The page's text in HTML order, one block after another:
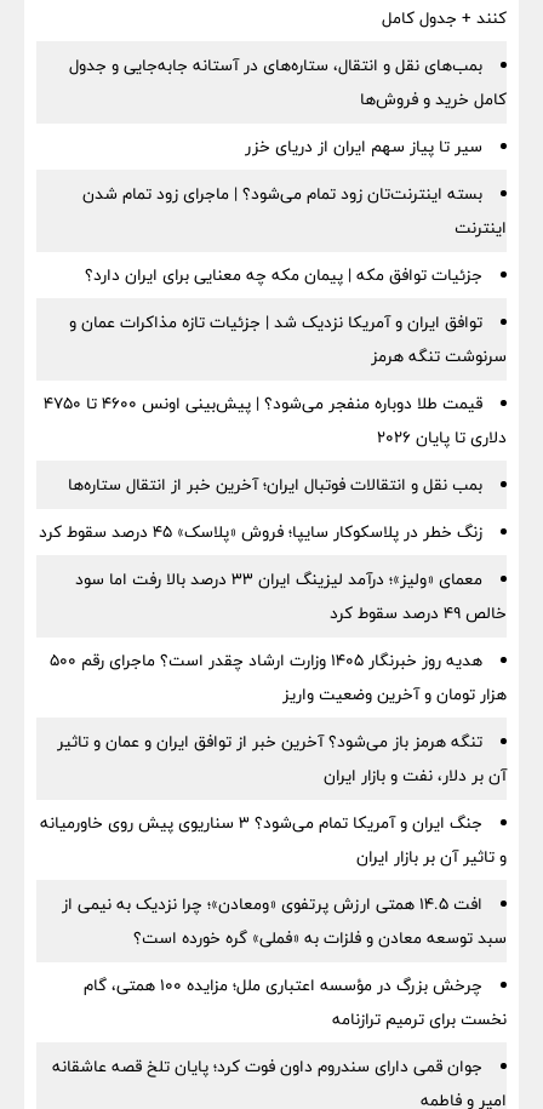
کنند + جدول کامل
بمب‌های نقل و انتقال، ستاره‌های در آستانه جابه‌جایی و جدول
کامل خرید و فروش‌ها
سیر تا پیاز سهم ایران از دریای خزر
بسته اینترنت‌تان زود تمام می‌شود؟ | ماجرای زود تمام شدن
اینترنت
جزئیات توافق مکه | پیمان مکه چه معنایی برای ایران دارد؟
توافق ایران و آمریکا نزدیک شد | جزئیات تازه مذاکرات عمان و
سرنوشت تنگه هرمز
قیمت طلا دوباره منفجر می‌شود؟ | پیش‌بینی اونس ۴۶۰۰ تا ۴۷۵۰
دلاری تا پایان ۲۰۲۶
بمب نقل‌ و انتقالات فوتبال ایران؛ آخرین خبر از انتقال ستاره‌ها
زنگ خطر در پلاسکوکار سایپا؛ فروش «پلاسک» ۴۵ درصد سقوط کرد
معمای «ولیز»؛ درآمد لیزینگ ایران ۳۳ درصد بالا رفت اما سود
خالص ۴۹ درصد سقوط کرد
هدیه روز خبرنگار ۱۴۰۵ وزارت ارشاد چقدر است؟ ماجرای رقم ۵۰۰
هزار تومان و آخرین وضعیت واریز
تنگه هرمز باز می‌شود؟ آخرین خبر از توافق ایران و عمان و تاثیر
آن بر دلار، نفت و بازار ایران
جنگ ایران و آمریکا تمام می‌شود؟ ۳ سناریوی پیش روی خاورمیانه
و تاثیر آن بر بازار ایران
افت ۱۴.۵ همتی ارزش پرتفوی «ومعادن»؛ چرا نزدیک به نیمی از
سبد توسعه معادن و فلزات به «فملی» گره خورده است؟
چرخش بزرگ در مؤسسه اعتباری ملل؛ مزایده ۱۰۰ همتی، گام
نخست برای ترمیم ترازنامه
جوان قمی دارای سندروم داون فوت کرد؛ پایان تلخ قصه عاشقانه
امیر و فاطمه